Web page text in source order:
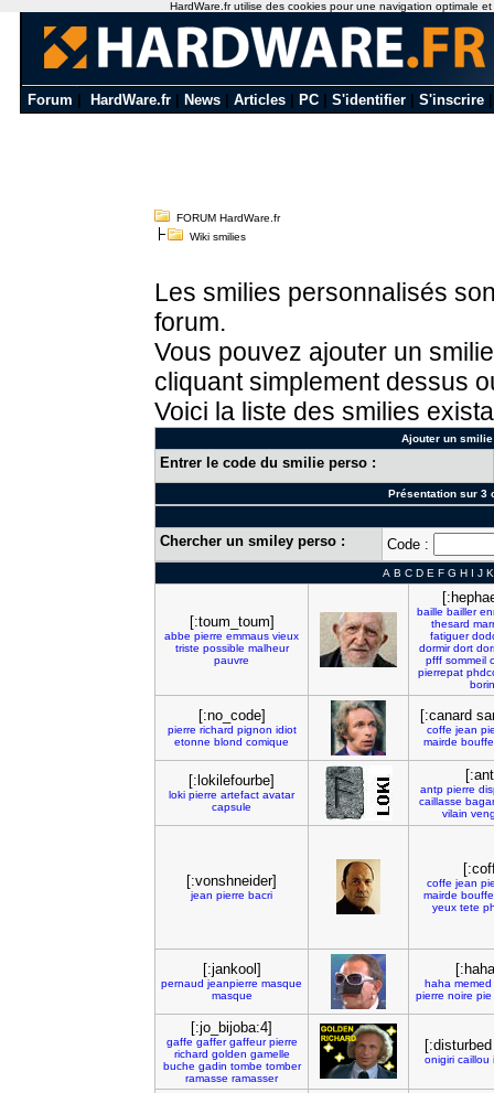
Forum HardWare.fr News Articles PC S'identifier S'inscrire
FORUM HardWare.fr
Wiki smilies
Les smilies personnalisés
forum.
Vous pouvez ajouter un
cliquant simplement dessus
Voici la liste des smilies
Ajouter un
Entrer le code du smilie perso :
Présentation sur 3
Chercher un smiley perso : Code :
A B C D E F G H I J K
[:toum_toum]
abbe pierre emmaus vieux
triste possible malheur
pauvre
baille bailler
thesard
fatiguer
dormir dort
pfff sommeil
pierrepat
[:no_code]
pierre richard pignon idiot
etonne blond comique
[:canard
coffe jean
mairde bouffe
[:lokilefourbe]
loki pierre artefact avatar
capsule
antp pierre
caillasse
vilain
[:vonshneider]
jean pierre bacri
coffe jean
mairde bouffe
yeux tete
[:jankool]
pernaud jeanpierre masque
masque
haha memed
pierre noire pie
[:jo_bijoba:4]
gaffe gaffer gaffeur pierre
richard golden gamelle
buche gadin tombe tomber
ramasse ramasser
onigiri caillou
HardWare.fr utilise des cookies pour une navigation optimale